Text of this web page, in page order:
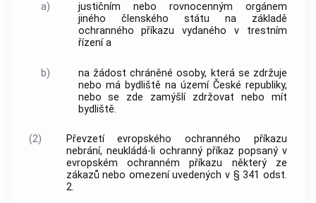
a)
justičním nebo rovnocenným orgánem
jiného členského státu na základě
ochranného příkazu vydaného v trestním
řízení a
b)
na žádost chráněné osoby, která se zdržuje
nebo má bydliště na území České republiky,
nebo se zde zamýšlí zdržovat nebo mít
bydliště.
(2)
Převzetí evropského ochranného příkazu
nebrání, neukládá-li ochranný příkaz popsaný v
evropském ochranném příkazu některý ze
zákazů nebo omezení uvedených v § 341 odst.
2.